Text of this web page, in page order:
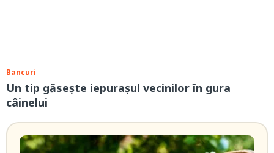
Bancuri
Un tip găsește iepurașul vecinilor în gura
câinelui